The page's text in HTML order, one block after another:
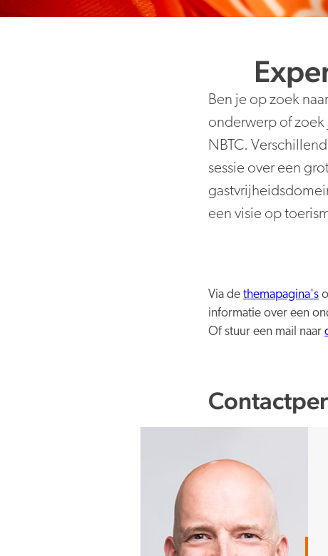
Ben je op zoek
onderwerp of zoek
NBTC.
sessie over een
een visie op
Via dethemapagina's
informatie over een
Of stuur een mail naar